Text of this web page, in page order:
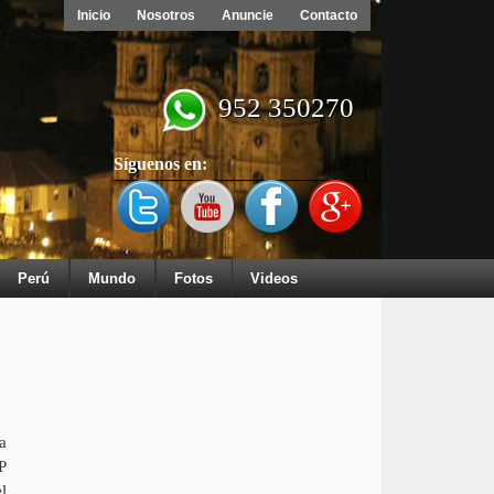
Inicio Nosotros Anuncie Contacto
952 350270
Síguenos en:
Perú Mundo Fotos Videos